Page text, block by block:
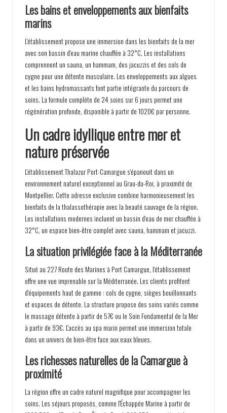
Les bains et enveloppements aux bienfaits
marins
L'établissement propose une immersion dans les bienfaits de la mer
avec son bassin d'eau marine chauffée à 32°C. Les installations
comprennent un sauna, un hammam, des jacuzzis et des cols de
cygne pour une détente musculaire. Les enveloppements aux algues
et les bains hydromassants font partie intégrante du parcours de
soins. La formule complète de 24 soins sur 6 jours permet une
régénération profonde, disponible à partir de 1020€ par personne.
Un cadre idyllique entre mer et
nature préservée
L'établissement Thalazur Port-Camargue s'épanouit dans un
environnement naturel exceptionnel au Grau-du-Roi, à proximité de
Montpellier. Cette adresse exclusive combine harmonieusement les
bienfaits de la thalassothérapie avec la beauté sauvage de la région.
Les installations modernes incluent un bassin d'eau de mer chauffée à
32°C, un espace bien-être complet avec sauna, hammam et jacuzzi.
La situation privilégiée face à la Méditerranée
Situé au 227 Route des Marines à Port Camargue, l'établissement
offre une vue imprenable sur la Méditerranée. Les clients profitent
d'équipements haut de gamme : cols de cygne, sièges bouillonnants
et espaces de détente. La structure propose des soins variés comme
le massage détente à partir de 57€ ou le Soin Fondamental de la Mer
à partir de 93€. L'accès au spa marin permet une immersion totale
dans un univers de bien-être face aux eaux bleues.
Les richesses naturelles de la Camargue à
proximité
La région offre un cadre naturel magnifique pour accompagner les
soins. Les séjours proposés, comme l'Échappée Marine à partir de